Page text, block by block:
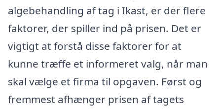
algebehandling af tag i Ikast, er der flere
faktorer, der spiller ind på prisen. Det er
vigtigt at forstå disse faktorer for at
kunne træffe et informeret valg, når man
skal vælge et firma til opgaven. Først og
fremmest afhænger prisen af tagets